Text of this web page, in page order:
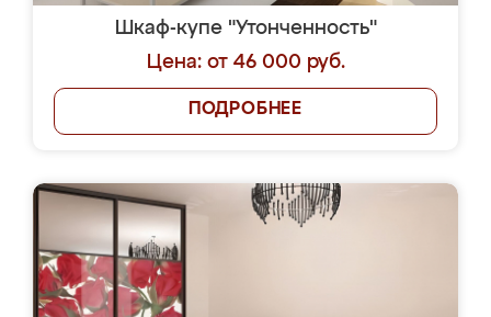
Шкаф-купе "Утонченность"
Цена: от 46 000 руб.
ПОДРОБНЕЕ